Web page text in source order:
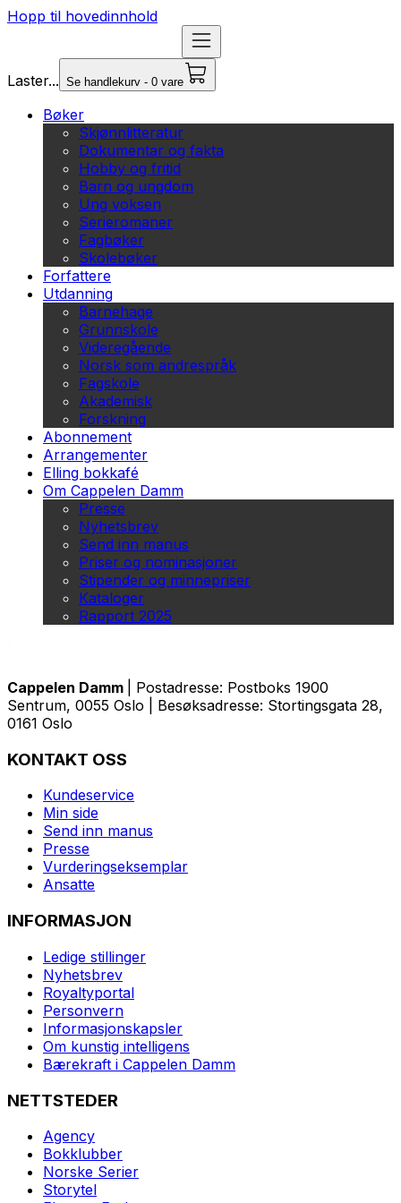
Hopp til hovedinnhold
Laster... Se handlekurv - 0 vare
Bøker
Skjønnlitteratur
Dokumentar og fakta
Hobby og fritid
Barn og ungdom
Ung voksen
Serieromaner
Fagbøker
Skolebøker
Forfattere
Utdanning
Barnehage
Grunnskole
Videregående
Norsk som andrespråk
Fagskole
Akademisk
Forskning
Abonnement
Arrangementer
Elling bokkafé
Om Cappelen Damm
Presse
Nyhetsbrev
Send inn manus
Priser og nominasjoner
Stipender og minnepriser
Kataloger
Rapport 2025
Cappelen Damm
| Postadresse: Postboks 1900
Sentrum, 0055 Oslo | Besøksadresse: Stortingsgata 28,
0161 Oslo
KONTAKT OSS
Kundeservice
Min side
Send inn manus
Presse
Vurderingseksemplar
Ansatte
INFORMASJON
Ledige stillinger
Nyhetsbrev
Royaltyportal
Personvern
Informasjonskapsler
Om kunstig intelligens
Bærekraft i Cappelen Damm
NETTSTEDER
Agency
Bokklubber
Norske Serier
Storytel